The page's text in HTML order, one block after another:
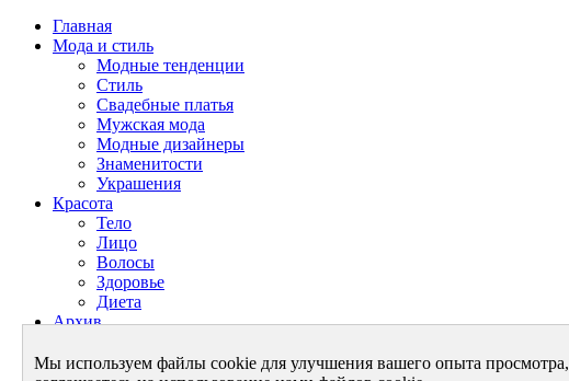
Главная
Мода и стиль
Модные тенденции
Стиль
Свадебные платья
Мужская мода
Модные дизайнеры
Знаменитости
Украшения
Красота
Тело
Лицо
Волосы
Здоровье
Диета
Архив
Энциклопедия моды
Мы используем файлы cookie для улучшения вашего опыта